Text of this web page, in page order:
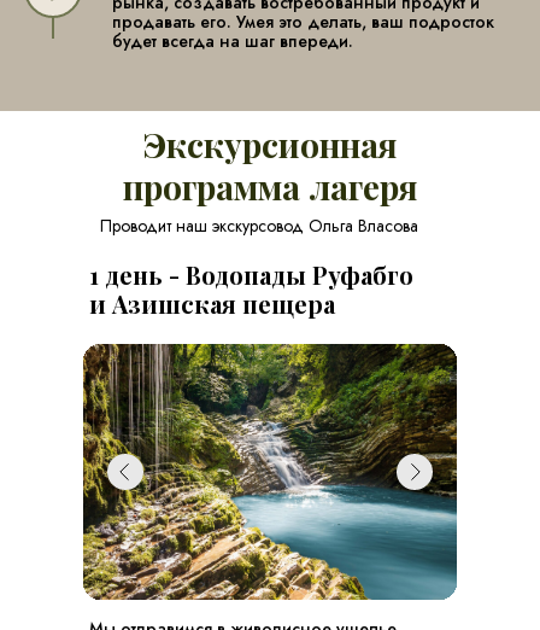
продавать его. Умея это делать, ваш подросток
будет всегда на шаг впереди.
1 день - Водопады Руфабго
и Азишская пещера
Проводит наш экскурсовод Ольга Власова
Экскурсионная
программа лагеря